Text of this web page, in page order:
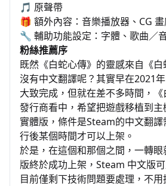
🎵 原聲帶
🎁 額外內容：音樂播放器、CG
🔧 輔助功能設定：字體、歌曲／
粉絲推薦序
既然《白蛇心傳》的靈感來自《
沒有中文翻譯呢？其實早在2021
大致完成，但就在差不多時間，
發行商看中，希望把遊戲移植到
實體版，條件是Steam的中文翻
行後某個時間才可以上架。
於是，在這個和那個之間，一轉
版終於成功上架，Steam 中文版
目前僅剩下技術問題要處理，不